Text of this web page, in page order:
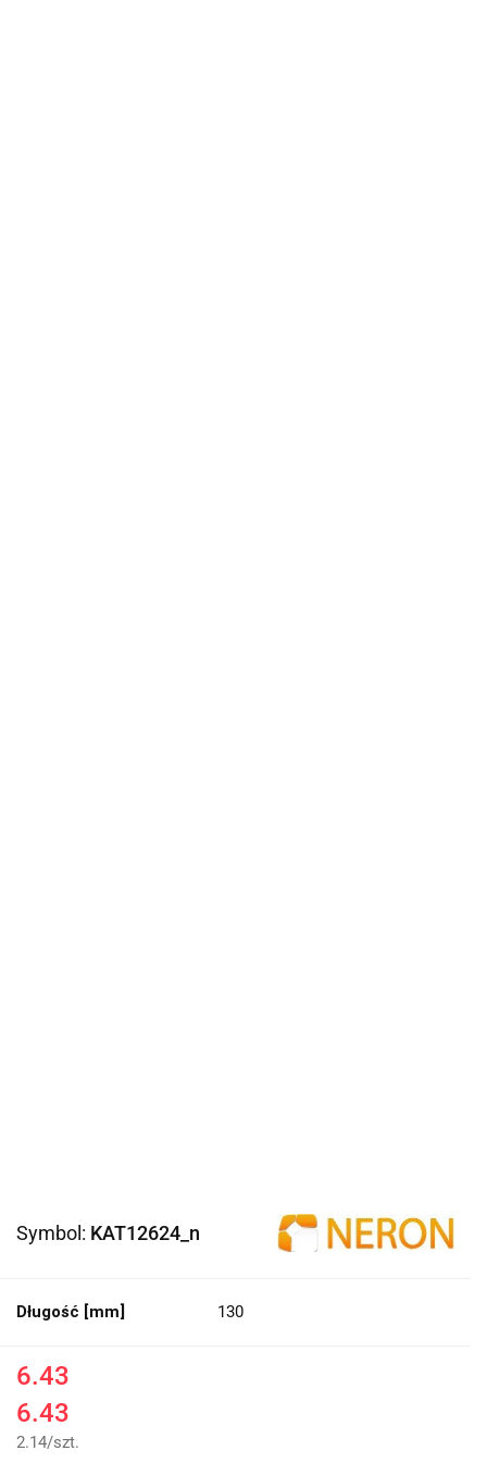
Symbol: KAT12624_n
Długość [mm] 130
6.43
6.43
2.14/szt.